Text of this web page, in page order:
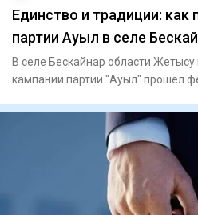
Единство и традиции:
партии Ауыл в селе
В селе Бескайнар области
кампании партии "Ауыл" прошел